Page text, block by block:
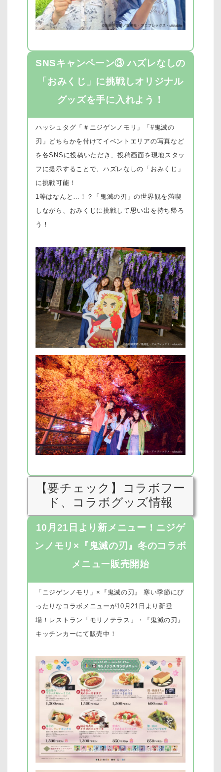
SNSキャンペーン③ ハズレなしの
「おみくじ」に挑戦しオリジナル
グッズを手に入れよう
！
ハッシュタグ「＃ニジゲンノモリ」「#鬼滅の
刃」どちらかを付けてイベントエリアの写真など
を各SNSに投稿いただき、投稿画面を現地スタッ
フに提示することで、ハズレなしの「おみくじ」
に挑戦可能！
1等はなんと…！？「鬼滅の刃」の世界観を満喫
しながら、おみくじに挑戦して思い出を持ち帰ろ
う！
【要チェック】コラボフー
ド、コラボグッズ情報
10月21日より新メニュー！ニジゲ
ンノモリ×『鬼滅の刃』冬のコラボ
メニュー販売開始
「ニジゲンノモリ」×『鬼滅の刃』 寒い季節にぴ
ったりなコラボメニューが10月21日より新登
場！ レストラン「モリノテラス」・『鬼滅の刃』
キッチンカーにて販売中！